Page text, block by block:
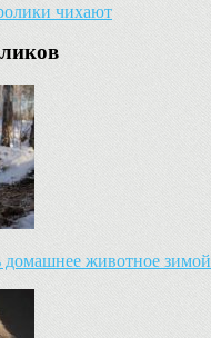
чихают
домашнее животное зимой